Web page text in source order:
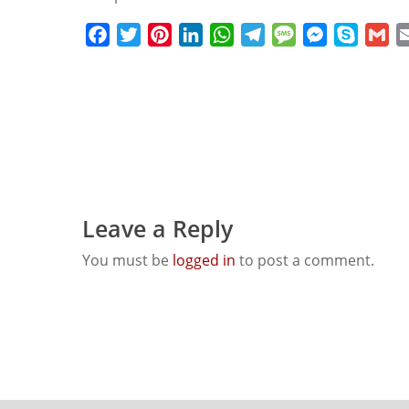
FacebookTwitterPinterestLinkedInWhatsAppTelegramMessageMessenger
Skype
Leave a Reply
You must be logged in to post a comment.